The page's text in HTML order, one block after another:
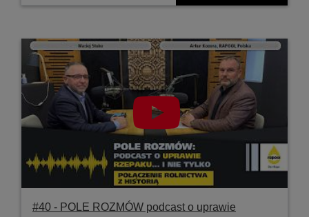
#40 ‐ POLE ROZMÓW podcast o uprawie